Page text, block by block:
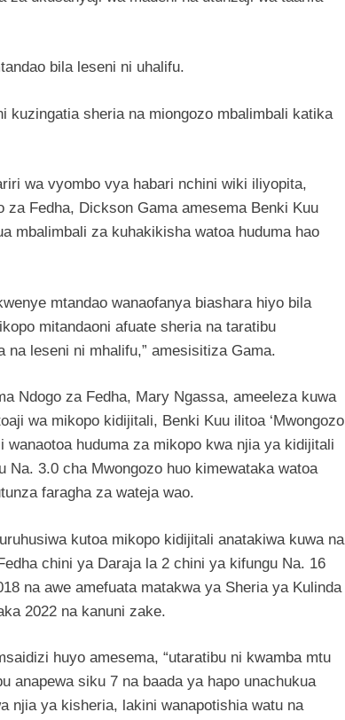
bila leseni ni uhalifu.
kuzingatia sheria na miongozo mbalimbali katika
wa vyombo vya habari nchini wiki iliyopita,
za Fedha, Dickson Gama amesema Benki Kuu
mbalimbali za kuhakikisha watoa huduma hao
mtandao wanaofanya biashara hiyo bila
mitandaoni afuate sheria na taratibu
na leseni ni mhalifu,” amesisitiza Gama.
Ndogo za Fedha, Mary Ngassa, ameeleza kuwa
wa mikopo kidijitali, Benki Kuu ilitoa ‘Mwongozo
wanaotoa huduma za mikopo kwa njia ya kidijitali
Na. 3.0 cha Mwongozo huo kimewataka watoa
faragha za wateja wao.
kutoa mikopo kidijitali anatakiwa kuwa na
chini ya Daraja la 2 chini ya kifungu Na. 16
na awe amefuata matakwa ya Sheria ya Kulinda
2022 na kanuni zake.
huyo amesema, “utaratibu ni kwamba mtu
anapewa siku 7 na baada ya hapo unachukua
njia ya kisheria, lakini wanapotishia watu na